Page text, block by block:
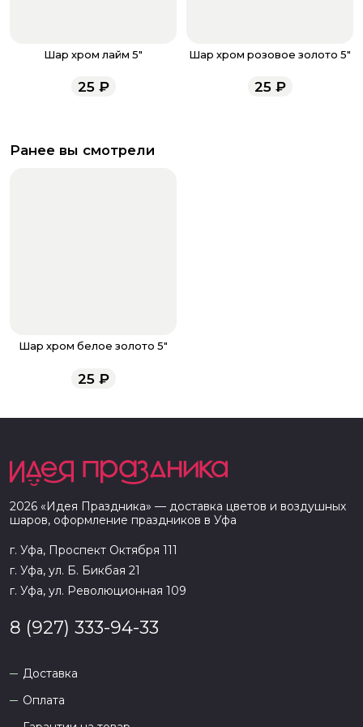
Шар хром лайм 5"
25₽
Шар хром розовое золото 5"
25₽
Ранее вы смотрели
Шар хром белое золото 5"
25₽
2026 «Идея Праздника» — доставка цветов и воздушных
шаров, оформление праздников в Уфа
г. Уфа, Проспект Октября 111
г. Уфа, ул. Б. Бикбая 21
г. Уфа, ул. Революционная 109
8 (927) 333-94-33
Доставка
Оплата